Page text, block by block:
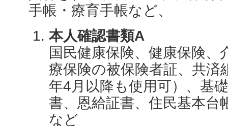
手帳・療育手帳など、
本人確認書類A
国民健康保険、健康保険、
療保険の被保険者証、共済
年4月以降も使用可）、基
書、恩給証書、住民基本台
など